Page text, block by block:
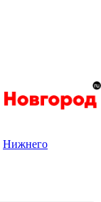
Нижнего